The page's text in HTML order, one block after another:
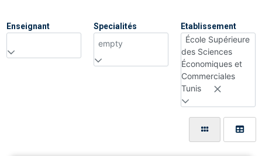
Enseignant Specialités
empty
Etablissement
École Supérieure
des Sciences
Économiques et
Commerciales
Tunis